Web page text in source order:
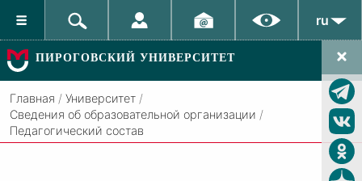
ru
ПИРОГОВСКИЙ УНИВЕРСИТЕТ
Главная / Университет /
Сведения об образовательной организации /
Педагогический состав